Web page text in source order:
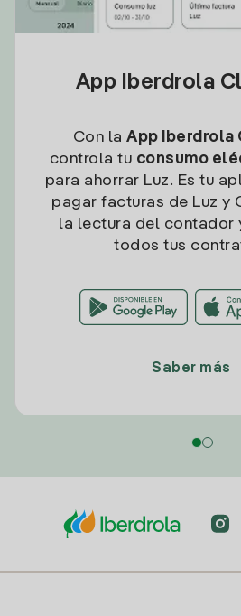
App Iberdrola
Con la App Iberdrola
controla tu consumo
para ahorrar Luz. Es tu
pagar facturas de Luz y
la lectura del contador
todos tus
Saber más